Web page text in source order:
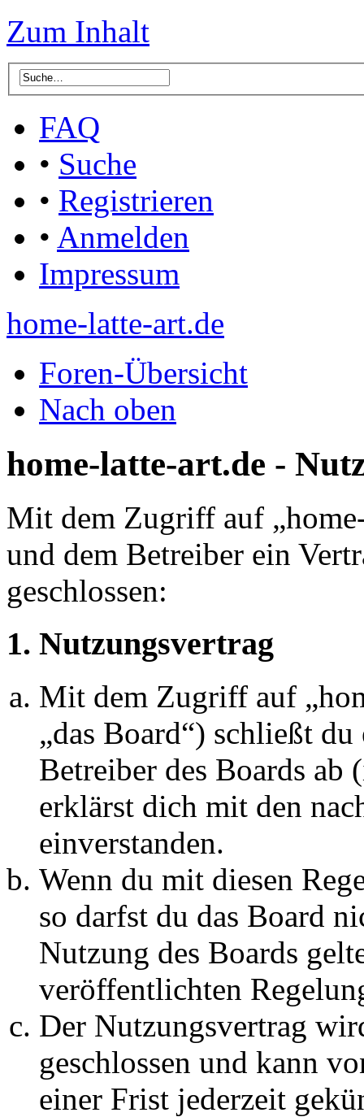
Zum Inhalt
FAQ
• Suche
• Registrieren
• Anmelden
Impressum
home-latte-art.de
Foren-Übersicht
Nach oben
home-latte-art.de -
Mit dem Zugriff auf
und dem Betreiber ein
geschlossen:
1. Nutzungsvertrag
Mit dem Zugriff auf
„das Board“) schließt
Betreiber des Boards ab
erklärst dich mit den
einverstanden.
Wenn du mit diesen
so darfst du das Board
Nutzung des Boards
veröffentlichten
Der Nutzungsvertrag
geschlossen und kann
einer Frist jederzeit